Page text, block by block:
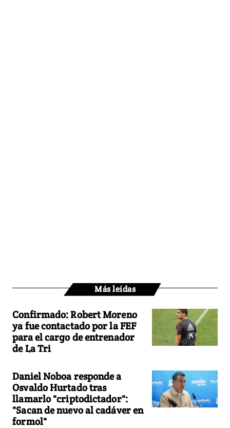
Más leídas
Confirmado: Robert Moreno
ya fue contactado por la FEF
para el cargo de entrenador
de La Tri
Daniel Noboa responde a
Osvaldo Hurtado tras
llamarlo "criptodictador":
"Sacan de nuevo al cadáver en
formol"